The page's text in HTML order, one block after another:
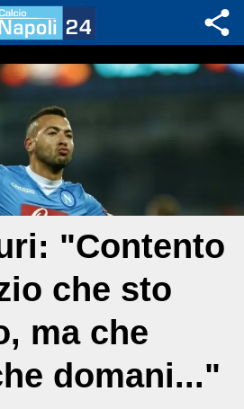
"Contento
che sto
ma che
domani..."